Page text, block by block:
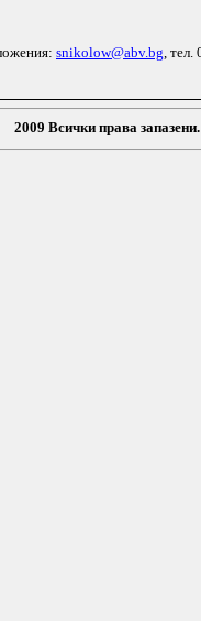
snikolow@abv.bg, тел.
2009 Всички